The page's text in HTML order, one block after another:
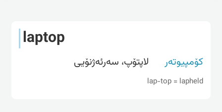
laptop
کۆمپیوتەر لاپتۆپ، سه‌رئه‌ژنۆیی
lap-top = lapheld